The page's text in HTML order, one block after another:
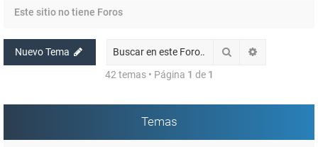
Este sitio no tiene Foros
Nuevo Tema Buscar
42 temas • Página 1 de 1
Temas